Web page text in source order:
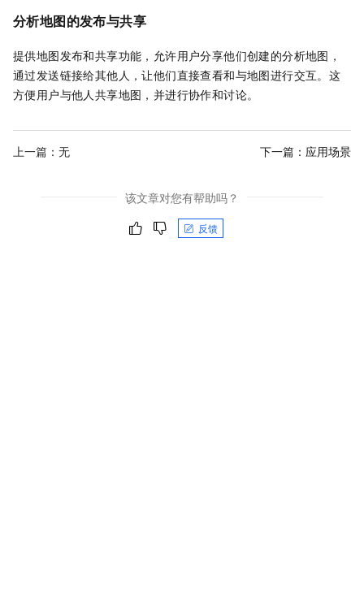
分析地图的发布与共享
提供地图发布和共享功能，允许用户分享他们创建的分析地图，
通过发送链接给其他人，让他们直接查看和与地图进行交互。这
方便用户与他人共享地图，并进行协作和讨论。
上一篇：无 下一篇： 应用场景
该文章对您有帮助吗？
反馈